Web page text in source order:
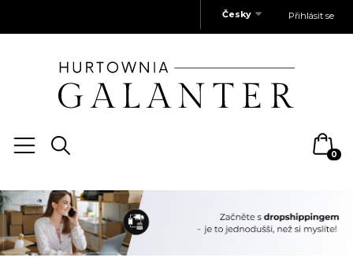
Přihlásit se
Česky
0